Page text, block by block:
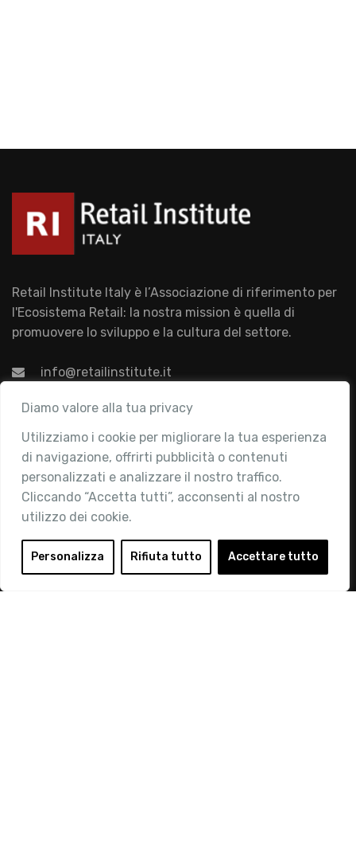
Diamo valore alla tua privacy
Utilizziamo i cookie per migliorare la tua esperienza
di navigazione, offrirti pubblicità o contenuti
personalizzati e analizzare il nostro traffico.
Cliccando “Accetta tutti”, acconsenti al nostro
utilizzo dei cookie.
Personalizza Rifiuta tutto Accettare tutto
Retail Institute Italy è l’Associazione di riferimento per
l'Ecosistema Retail: la nostra mission è quella di
promuovere lo sviluppo e la cultura del settore.
info@retailinstitute.it
Associazione
Chi siamo
Attività
Contatti
Area Riservata
Login
Diventa Socio